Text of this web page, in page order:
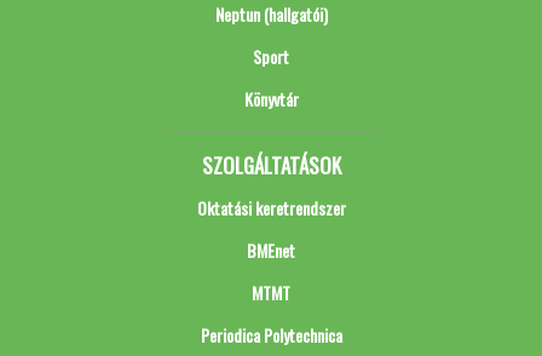
Neptun (hallgatói)
Sport
Könyvtár
SZOLGÁLTATÁSOK
Oktatási keretrendszer
BMEnet
MTMT
Periodica Polytechnica